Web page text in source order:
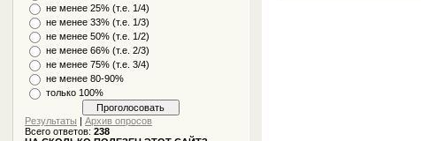
не менее 25% (т.е. 1/4)
не менее 33% (т.е. 1/3)
не менее 50% (т.е. 1/2)
не менее 66% (т.е. 2/3)
не менее 75% (т.е. 3/4)
не менее 80-90%
только 100%
Результаты |Архив опросов
Всего ответов:238